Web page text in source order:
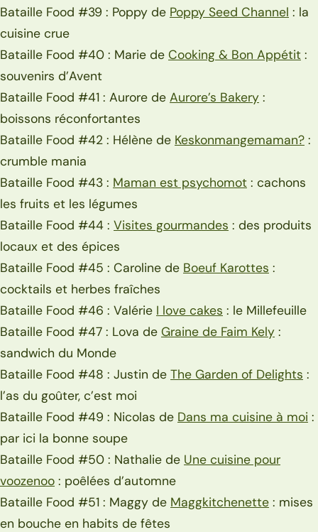
Bataille Food #39 : Poppy de Poppy Seed Channel : la
cuisine crue
Bataille Food #40 : Marie de Cooking & Bon Appétit :
souvenirs d’Avent
Bataille Food #41 : Aurore de Aurore’s Bakery :
boissons réconfortantes
Bataille Food #42 : Hélène de Keskonmangemaman? :
crumble mania
Bataille Food #43 : Maman est psychomot : cachons
les fruits et les légumes
Bataille Food #44 : Visites gourmandes : des produits
locaux et des épices
Bataille Food #45 : Caroline de Boeuf Karottes :
cocktails et herbes fraîches
Bataille Food #46 : Valérie I love cakes : le Millefeuille
Bataille Food #47 : Lova de Graine de Faim Kely :
sandwich du Monde
Bataille Food #48 : Justin de The Garden of Delights :
l’as du goûter, c’est moi
Bataille Food #49 : Nicolas de Dans ma cuisine à moi :
par ici la bonne soupe
Bataille Food #50 : Nathalie de Une cuisine pour
voozenoo : poêlées d’automne
Bataille Food #51 : Maggy de Maggkitchenette : mises
en bouche en habits de fêtes